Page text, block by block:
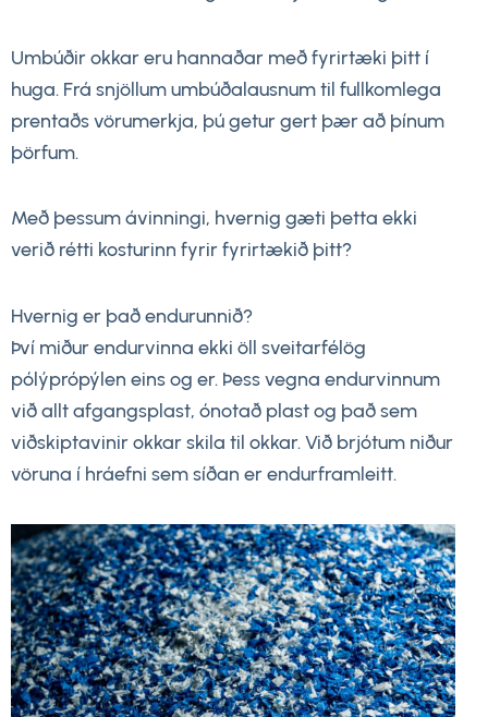
Umbúðir okkar eru hannaðar með fyrirtæki þitt í
huga. Frá snjöllum umbúðalausnum til fullkomlega
prentaðs vörumerkja, þú getur gert þær að þínum
þörfum.
Með þessum ávinningi, hvernig gæti þetta ekki
verið rétti kosturinn fyrir fyrirtækið þitt?
Hvernig er það endurunnið?
Því miður endurvinna ekki öll sveitarfélög
pólýprópýlen eins og er. Þess vegna endurvinnum
við allt afgangsplast, ónotað plast og það sem
viðskiptavinir okkar skila til okkar. Við brjótum niður
vöruna í hráefni sem síðan er endurframleitt.